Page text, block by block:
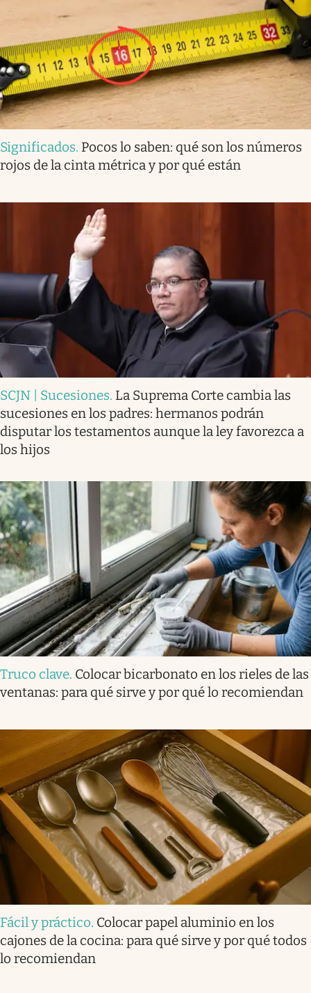
Significados. Pocos lo saben: qué son los números
rojos de la cinta métrica y por qué están
SCJN | Sucesiones. La Suprema Corte cambia las
sucesiones en los padres: hermanos podrán
disputar los testamentos aunque la ley favorezca a
los hijos
Truco clave. Colocar bicarbonato en los rieles de las
ventanas: para qué sirve y por qué lo recomiendan
Fácil y práctico. Colocar papel aluminio en los
cajones de la cocina: para qué sirve y por qué todos
lo recomiendan